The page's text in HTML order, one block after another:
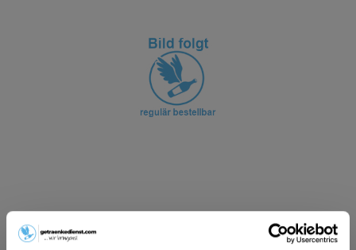
ab 14,69 € *
Inhalt: 7.92 Liter (1,86 € * / 1 Liter)